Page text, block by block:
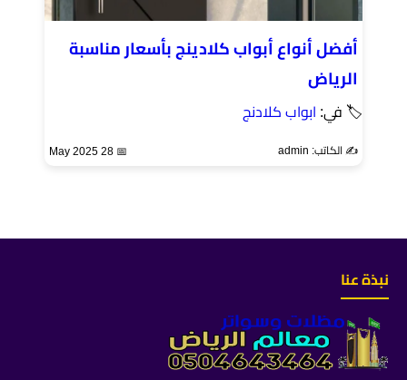
أفضل أنواع أبواب كلادينج بأسعار مناسبة
الرياض
🏷 في: ابواب كلادنج
✍️ الكاتب: admin 📅 28 May 2025
نبذة عنا